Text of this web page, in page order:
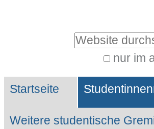
Website durchsuchen
nur im
Suche…
Sektionen
Startseite
Weitere studentische